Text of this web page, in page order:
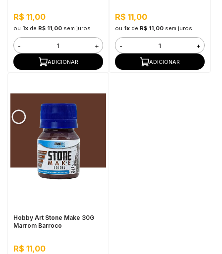
R$ 11,00
ou 1xde R$ 11,00 sem juros
- +
ADICIONAR
R$ 11,00
ou 1xde R$ 11,00 sem juros
- +
ADICIONAR
Hobby Art Stone Make 30G
Marrom Barroco
R$ 11,00